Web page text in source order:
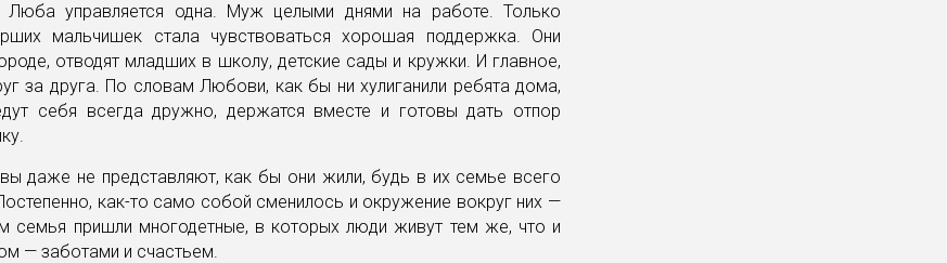
управляется одна. Муж целыми днями на работе. Только
мальчишек стала чувствоваться хорошая поддержка. Они
отводят младших в школу, детские сады и кружки. И главное,
за друга. По словам Любови, как бы ни хулиганили ребята дома,
себя всегда дружно, держатся вместе и готовы дать отпор
даже не представляют, как бы они жили, будь в их семье всего
как-то само собой сменилось и окружение вокруг них —
семья пришли многодетные, в которых люди живут тем же, что и
— заботами и счастьем.